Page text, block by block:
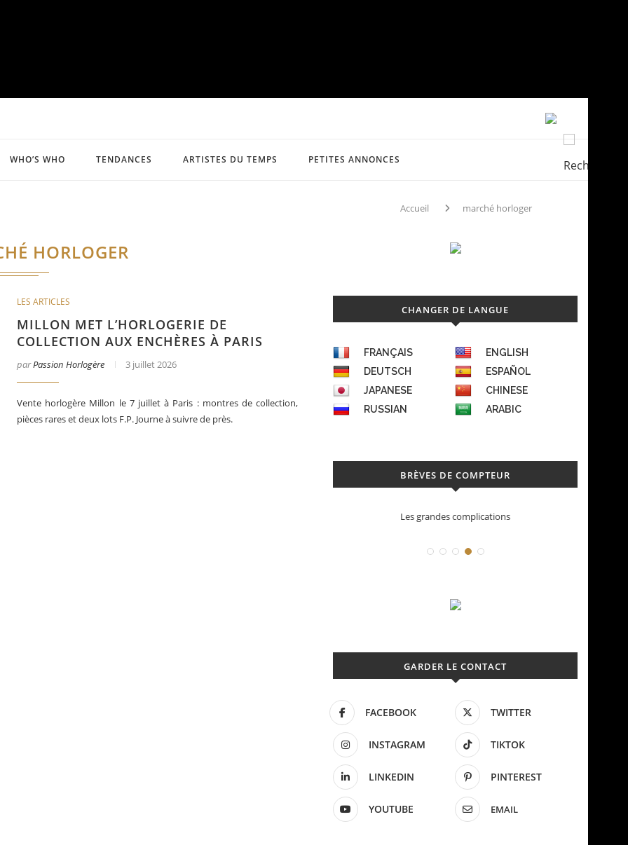
WHO’S WHO TENDANCES ARTISTES DU TEMPS PETITES ANNONCES
Accueil marché horloger
HORLOGER
LES ARTICLES
MILLON MET L’HORLOGERIE DE
COLLECTION AUX ENCHÈRES À PARIS
parPassion Horlogère 3 juillet 2026
Vente horlogère Millon le 7 juillet à Paris : montres de collection,
pièces rares et deux lots F.P. Journe à suivre de près.
CHANGER DE LANGUE
FRANÇAIS
ENGLISH
DEUTSCH
ESPAÑOL
JAPANESE
CHINESE
RUSSIAN
ARABIC
BRÈVES DE COMPTEUR
Les grandes complications
GARDER LE CONTACT
FACEBOOK TWITTER
INSTAGRAM TIKTOK
LINKEDIN PINTEREST
YOUTUBE EMAIL